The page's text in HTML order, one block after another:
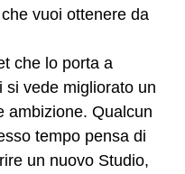
vuoi ottenere da
che lo porta a
si vede migliorato un
ambizione. Qualcun
tempo pensa di
un nuovo Studio,